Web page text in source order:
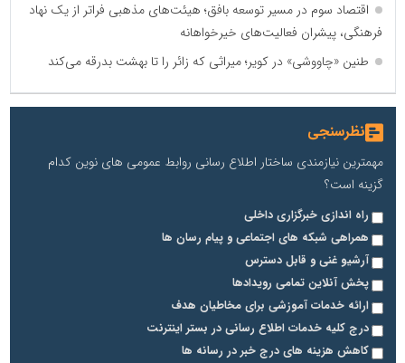
اقتصاد سوم در مسیر توسعه بافق؛ هیئت‌های مذهبی فراتر از یک نهاد
فرهنگی، پیشران فعالیت‌های خیرخواهانه
طنین «چاووشی» در کویر؛ میراثی که زائر را تا بهشت بدرقه می‌کند
نظرسنجی
مهمترین نیازمندی ساختار اطلاع رسانی روابط عمومی های نوین کدام
گزینه است؟
راه اندازی خبرگزاری داخلی
همراهی شبکه های اجتماعی و پیام رسان ها
آرشیو غنی و قابل دسترس
پخش آنلاین تمامی رویدادها
ارائه خدمات آموزشی برای مخاطیان هدف
درج کلیه خدمات اطلاع رسانی در بستر اینترنت
کاهش هزینه های درج خبر در رسانه ها